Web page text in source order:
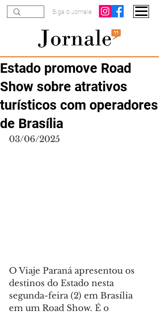
Siga o Jornale
Estado promove Road
Show sobre atrativos
turísticos com operadores
de Brasília
03/06/2025
O Viaje Paraná apresentou os
destinos do Estado nesta
segunda-feira (2) em Brasília
em um Road Show. É o